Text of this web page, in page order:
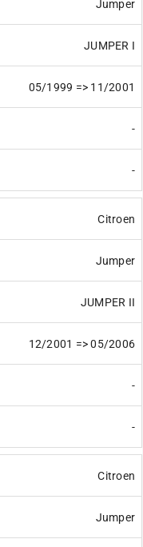
Jumper
JUMPER I
05/1999 => 11/2001
-
-
Citroen
Jumper
JUMPER II
12/2001 => 05/2006
-
-
Citroen
Jumper